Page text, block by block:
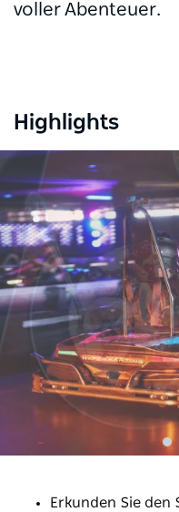
voller Abenteuer.
Highlights
Erkunden Sie den